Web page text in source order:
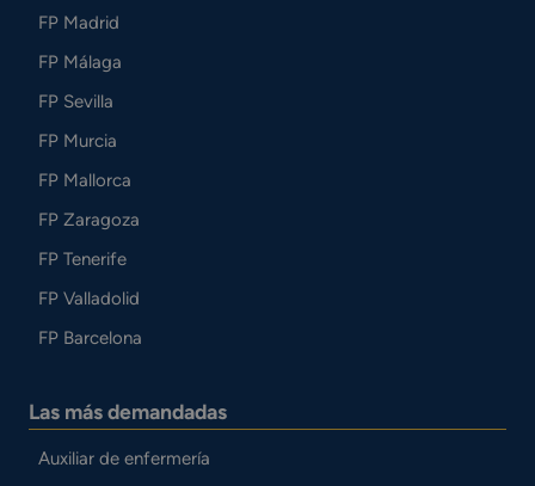
FP Madrid
FP Málaga
FP Sevilla
FP Murcia
FP Mallorca
FP Zaragoza
FP Tenerife
FP Valladolid
FP Barcelona
Las más demandadas
Auxiliar de enfermería